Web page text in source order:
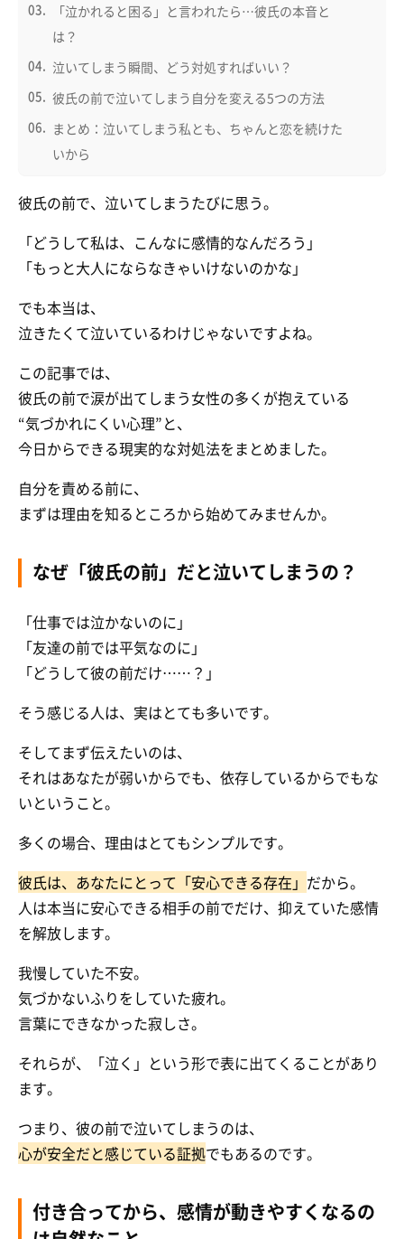
「泣かれると困る」と言われたら…彼氏の本音と
は？
泣いてしまう瞬間、どう対処すればいい？
彼氏の前で泣いてしまう自分を変える5つの方法
まとめ：泣いてしまう私とも、ちゃんと恋を続けた
いから
彼氏の前で、泣いてしまうたびに思う。
「どうして私は、こんなに感情的なんだろう」
「もっと大人にならなきゃいけないのかな」
でも本当は、
泣きたくて泣いているわけじゃないですよね。
この記事では、
彼氏の前で涙が出てしまう女性の多くが抱えている
“気づかれにくい心理”と、
今日からできる現実的な対処法をまとめました。
自分を責める前に、
まずは理由を知るところから始めてみませんか。
なぜ「彼氏の前」だと泣いてしまうの？
「仕事では泣かないのに」
「友達の前では平気なのに」
「どうして彼の前だけ……？」
そう感じる人は、実はとても多いです。
そしてまず伝えたいのは、
それはあなたが弱いからでも、依存しているからでもな
いということ。
多くの場合、理由はとてもシンプルです。
彼氏は、あなたにとって「安心できる存在」 だから。
人は本当に安心できる相手の前でだけ、抑えていた感情
を解放します。
我慢していた不安。
気づかないふりをしていた疲れ。
言葉にできなかった寂しさ。
それらが、「泣く」という形で表に出てくることがあり
ます。
つまり、彼の前で泣いてしまうのは、
心が安全だと感じている証拠でもあるのです。
付き合ってから、感情が動きやすくなるの